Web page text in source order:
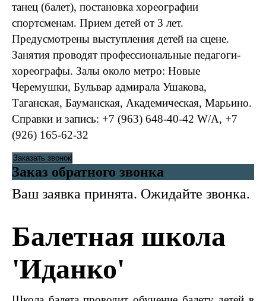
танец (балет), постановка хореографии
спортсменам. Прием детей от 3 лет.
Предусмотрены выступления детей на сцене.
Занятия проводят профессиональные педагоги-
хореографы. Залы около метро: Новые
Черемушки, Бульвар адмирала Ушакова,
Таганская, Бауманская, Академическая, Марьино.
Справки и запись: +7 (963) 648-40-42 W/A, +7
(926) 165-62-32
Заказать звонок
Заказ обратного звонка
Ваш заявка принята. Ожидайте звонка.
Балетная школа
'Иданко'